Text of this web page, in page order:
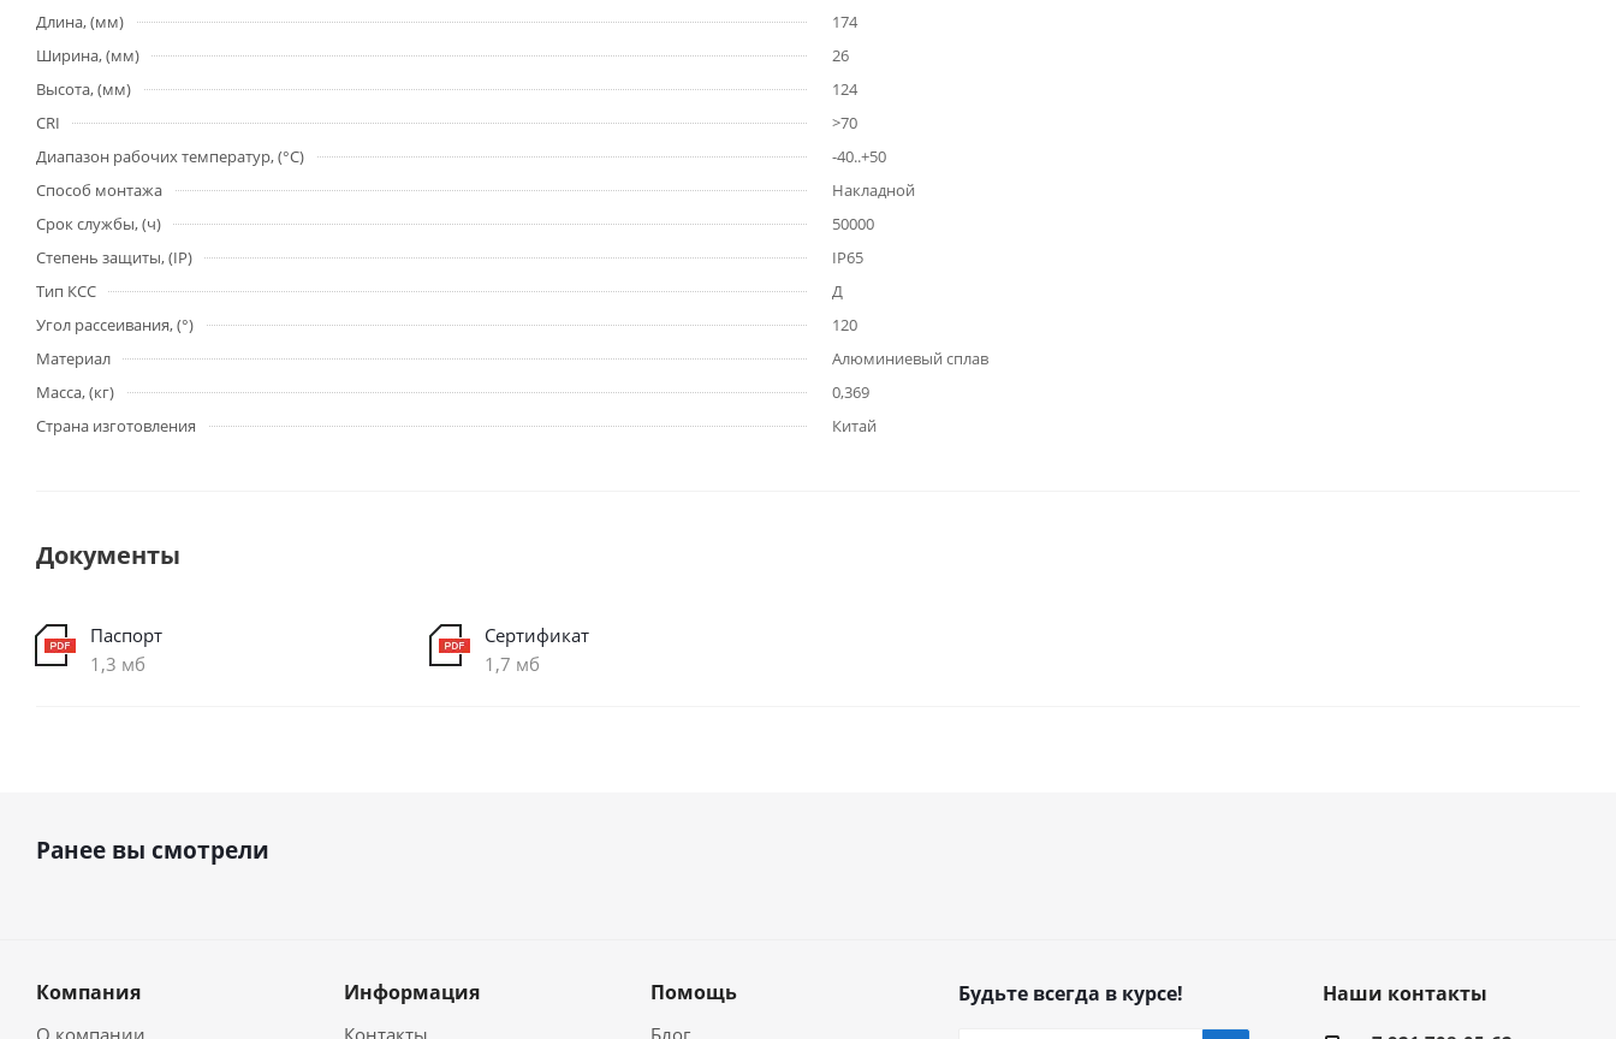
Длина, (мм)
174
Ширина, (мм)
26
Высота, (мм)
124
CRI
>70
Диапазон рабочих температур, (°С)
-40..+50
Способ монтажа
Накладной
Срок службы, (ч)
50000
Степень защиты, (IP)
IP65
Тип КСС
Д
Угол рассеивания, (°)
120
Материал
Алюминиевый сплав
Масса, (кг)
0,369
Страна изготовления
Китай
Документы
Паспорт
1,3 мб
Сертификат
1,7 мб
Ранее вы смотрели
Компания
О компании
Информация
Контакты
Помощь
Блог
Будьте всегда в курсе! Наши контакты